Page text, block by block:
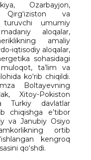
Ozarbayjon,
Qirg‘iziston va
turuvchi umumiy
aloqalar,
amaliy
iqtisodiy aloqalar,
sohasidagi
ta’lim va
ko‘rib chiqildi.
Boltayevning
Xitoy-Pokiston
Turkiy davlatlar
chiqishga e’tibor
va Janubiy Osiyo
ortib
kengroq
qo‘shdi.